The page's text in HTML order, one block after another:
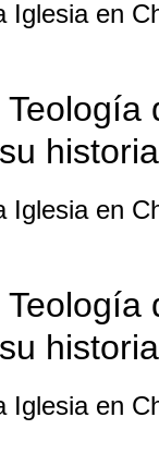
Iglesia en
Iglesia en
Iglesia en